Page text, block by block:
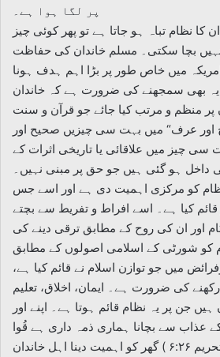
پر لگا ہوا ہے۔
کا نظام تباہ ہو جاتا ہے تو پھر کوئی چیز
بچا سکتی۔ مسلم خاندان کی حفاظت
میں خاص طور پر بڑا اہم ہدف ہونا
بھی سمجھنے کی ضرورت ہے کہ خاندان
پر منظم و مرتب کیا جائے جو قرآن و سنت
اور عرف“ میں بہت سی چیزیں صحیح اور
چیز میں علاقائی یا تاریخی اثرات کے
داخل ہو گئی ہیں جو حق پر مبنی نہیں۔
نظام کو مرکزی اہمیت دی ہے اور اسے جس
کیا ہے۔ اسے افراط و تفریط سے بچتے
اور ان کی روح کے مطابق ترقی دینے کی
شورٹی کے اسلامی اصولوں کے مطابق
میں جو توازن اسلام نے قائم کیا ہے،
کی ضرورت ہے۔ ایمان، اخلاق، تعلیم
جن پر یہ نظام قائم ہوتا ہے۔ اپنے اور
کے عذاب سے بچانا ہماری ذمہ داری ہے قُوا
أَنْفُسَكُمْ وَأَهْلِيكُمْ نَارًا (التحريم ۶:۲۶ ) گھر کو اہمیت دینا اہل خاندان